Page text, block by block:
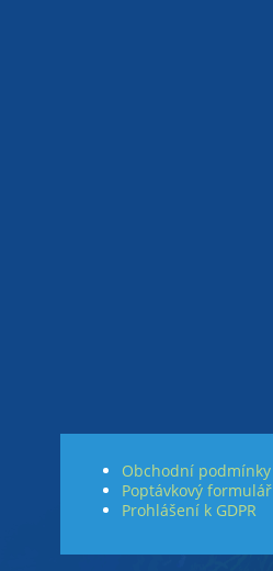
Obchodní podmínky
Poptávkový formulář
Prohlášení k GDPR